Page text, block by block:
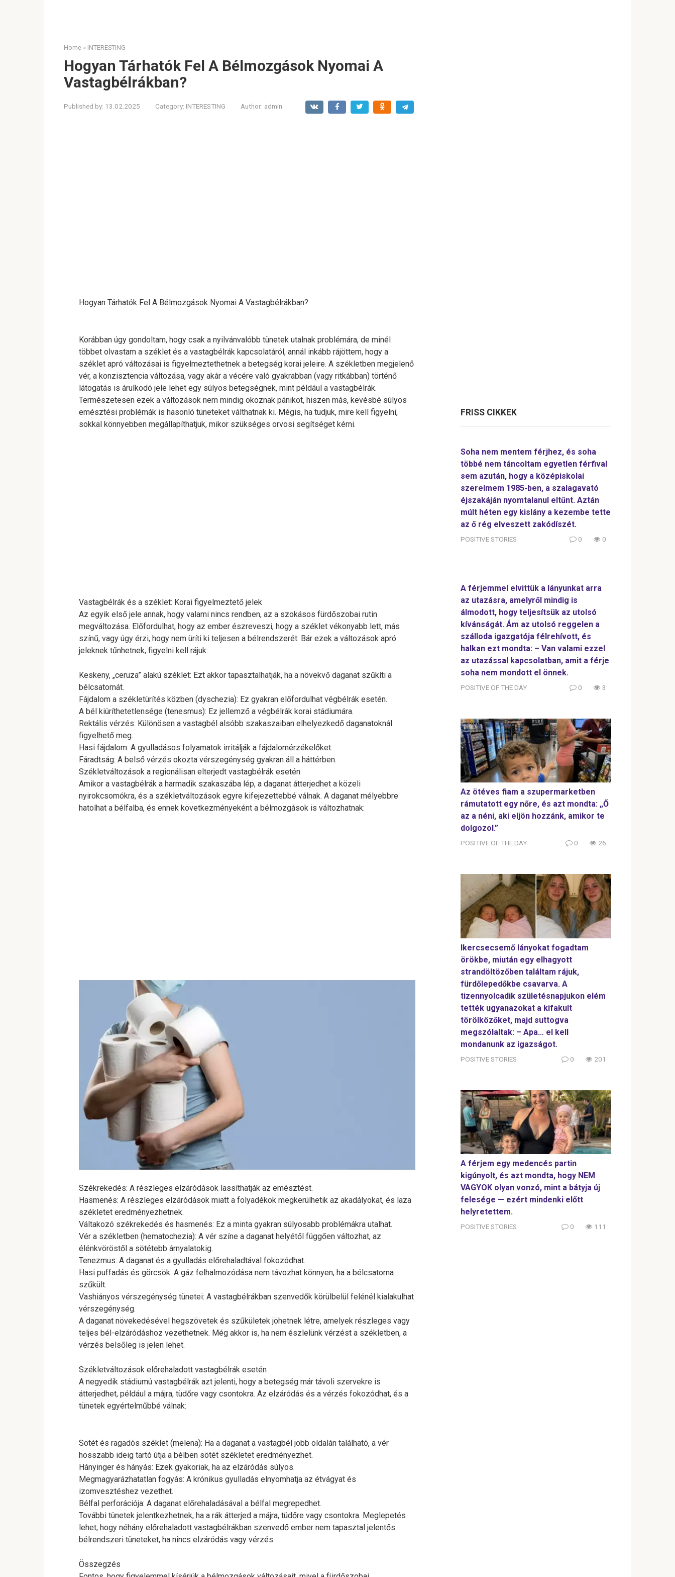
Home » INTERESTING
Hogyan Tárhatók Fel A Bélmozgások Nyomai A
Vastagbélrákban?
Published by: 13.02.2025 Category: INTERESTING Author: admin
Hogyan Tárhatók Fel A Bélmozgások Nyomai A Vastagbélrákban?
Korábban úgy gondoltam, hogy csak a nyilvánvalóbb tünetek utalnak problémára, de minél
többet olvastam a széklet és a vastagbélrák kapcsolatáról, annál inkább rájöttem, hogy a
széklet apró változásai is figyelmeztethetnek a betegség korai jeleire. A székletben megjelenő
vér, a konzisztencia változása, vagy akár a vécére való gyakrabban (vagy ritkábban) történő
látogatás is árulkodó jele lehet egy súlyos betegségnek, mint például a vastagbélrák.
Természetesen ezek a változások nem mindig okoznak pánikot, hiszen más, kevésbé súlyos
emésztési problémák is hasonló tüneteket válthatnak ki. Mégis, ha tudjuk, mire kell figyelni,
sokkal könnyebben megállapíthatjuk, mikor szükséges orvosi segítséget kérni.
Vastagbélrák és a széklet: Korai figyelmeztető jelek
Az egyik első jele annak, hogy valami nincs rendben, az a szokásos fürdőszobai rutin
megváltozása. Előfordulhat, hogy az ember észreveszi, hogy a széklet vékonyabb lett, más
színű, vagy úgy érzi, hogy nem üríti ki teljesen a bélrendszerét. Bár ezek a változások apró
jeleknek tűnhetnek, figyelni kell rájuk:
Keskeny, „ceruza” alakú széklet: Ezt akkor tapasztalhatják, ha a növekvő daganat szűkíti a
bélcsatornát.
Fájdalom a székletürítés közben (dyschezia): Ez gyakran előfordulhat végbélrák esetén.
A bél kiüríthetetlensége (tenesmus): Ez jellemző a végbélrák korai stádiumára.
Rektális vérzés: Különösen a vastagbél alsóbb szakaszaiban elhelyezkedő daganatoknál
figyelhető meg.
Hasi fájdalom: A gyulladásos folyamatok irritálják a fájdalomérzékelőket.
Fáradtság: A belső vérzés okozta vérszegénység gyakran áll a háttérben.
Székletváltozások a regionálisan elterjedt vastagbélrák esetén
Amikor a vastagbélrák a harmadik szakaszába lép, a daganat átterjedhet a közeli
nyirokcsomókra, és a székletváltozások egyre kifejezettebbé válnak. A daganat mélyebbre
hatolhat a bélfalba, és ennek következményeként a bélmozgások is változhatnak:
Székrekedés: A részleges elzáródások lassíthatják az emésztést.
Hasmenés: A részleges elzáródások miatt a folyadékok megkerülhetik az akadályokat, és laza
székletet eredményezhetnek.
Váltakozó székrekedés és hasmenés: Ez a minta gyakran súlyosabb problémákra utalhat.
Vér a székletben (hematochezia): A vér színe a daganat helyétől függően változhat, az
élénkvöröstől a sötétebb árnyalatokig.
Tenezmus: A daganat és a gyulladás előrehaladtával fokozódhat.
Hasi puffadás és görcsök: A gáz felhalmozódása nem távozhat könnyen, ha a bélcsatorna
szűkült.
Vashiányos vérszegénység tünetei: A vastagbélrákban szenvedők körülbelül felénél kialakulhat
vérszegénység.
A daganat növekedésével hegszövetek és szűkületek jöhetnek létre, amelyek részleges vagy
teljes bél-elzáródáshoz vezethetnek. Még akkor is, ha nem észlelünk vérzést a székletben, a
vérzés belsőleg is jelen lehet.
Székletváltozások előrehaladott vastagbélrák esetén
A negyedik stádiumú vastagbélrák azt jelenti, hogy a betegség már távoli szervekre is
átterjedhet, például a májra, tüdőre vagy csontokra. Az elzáródás és a vérzés fokozódhat, és a
tünetek egyértelműbbé válnak:
Sötét és ragadós széklet (melena): Ha a daganat a vastagbél jobb oldalán található, a vér
hosszabb ideig tartó útja a bélben sötét székletet eredményezhet.
Hányinger és hányás: Ezek gyakoriak, ha az elzáródás súlyos.
Megmagyarázhatatlan fogyás: A krónikus gyulladás elnyomhatja az étvágyat és
izomvesztéshez vezethet.
Bélfal perforációja: A daganat előrehaladásával a bélfal megrepedhet.
További tünetek jelentkezhetnek, ha a rák átterjed a májra, tüdőre vagy csontokra. Meglepetés
lehet, hogy néhány előrehaladott vastagbélrákban szenvedő ember nem tapasztal jelentős
bélrendszeri tüneteket, ha nincs elzáródás vagy vérzés.
Összegzés
FRISS CIKKEK
Soha nem mentem férjhez, és soha
többé nem táncoltam egyetlen férfival
sem azután, hogy a középiskolai
szerelmem 1985-ben, a szalagavató
éjszakáján nyomtalanul eltűnt. Aztán
múlt héten egy kislány a kezembe tette
az ő rég elveszett zakódíszét.
POSITIVE STORIES 0 0
A férjemmel elvittük a lányunkat arra
az utazásra, amelyről mindig is
álmodott, hogy teljesítsük az utolsó
kívánságát. Ám az utolsó reggelen a
szálloda igazgatója félrehívott, és
halkan ezt mondta: – Van valami ezzel
az utazással kapcsolatban, amit a férje
soha nem mondott el önnek.
POSITIVE OF THE DAY 0 3
Az ötéves fiam a szupermarketben
rámutatott egy nőre, és azt mondta: „Ő
az a néni, aki eljön hozzánk, amikor te
dolgozol.”
POSITIVE OF THE DAY 0 26
Ikercsecsemő lányokat fogadtam
örökbe, miután egy elhagyott
strandöltözőben találtam rájuk,
fürdőlepedőkbe csavarva. A
tizennyolcadik születésnapjukon elém
tették ugyanazokat a kifakult
törölközőket, majd suttogva
megszólaltak: – Apa… el kell
mondanunk az igazságot.
POSITIVE STORIES 0 201
A férjem egy medencés partin
kigúnyolt, és azt mondta, hogy NEM
VAGYOK olyan vonzó, mint a bátyja új
felesége — ezért mindenki előtt
helyretettem.
POSITIVE STORIES 0 111